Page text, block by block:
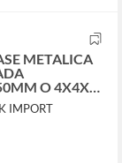
METALICA
O 4X4X2
IMPORT